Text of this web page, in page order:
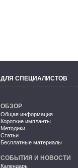
ДЛЯ СПЕЦИАЛИСТОВ
ОБЗОР
Общая информация
Короткие импланты
Методики
Статьи
Бесплатные материалы
СОБЫТИЯ И НОВОСТИ
Календарь